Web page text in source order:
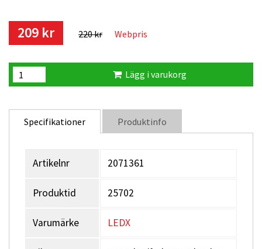
209 kr 220 kr Webpris
Lägg i varukorg
Specifikationer Produktinfo
Artikelnr 2071361
Produktid 25702
Varumärke LEDX